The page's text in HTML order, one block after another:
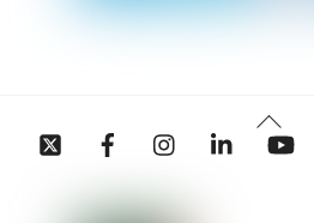
Back
To
Twitter Facebook InstagramLinkedin